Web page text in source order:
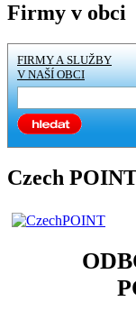
Firmy v obci
FIRMY A SLUŽBY
V NAŠÍ OBCI
Czech